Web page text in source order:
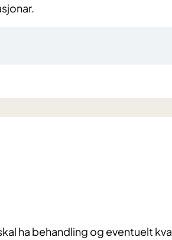
ha behandling og eventuelt kva